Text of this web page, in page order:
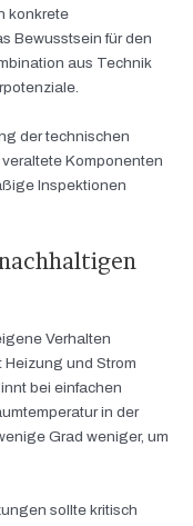
konkrete
Bewusstsein für den
aus Technik
der technischen
Komponenten
Inspektionen
Verhalten
und Strom
bei einfachen
in der
Grad weniger, um
sollte kritisch